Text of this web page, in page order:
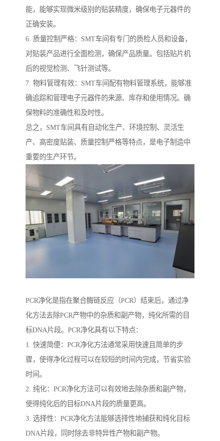
能，能够实现微米级别的贴装精度，确保电子元器件的
正确安装。
6. 质量控制严格：SMT车间有专门的质检人员和设备，
对贴装产品进行全面检测，确保产品质量。包括贴片机
后的视觉检测、飞针测试等。
7. 物料管理有效：SMT车间配有物料管理系统，能够准
确追踪和管理电子元器件的来源、库存和使用情况。确
保物料的准确性和及时性。
总之，SMT车间具有自动化生产、环境控制、灵活生
产、高密度贴装、质量控制严格等特点，是电子制造中
重要的生产环节。
PCR净化是指在聚合酶链反应（PCR）结束后，通过净
化方法去除PCR产物中的杂质和副产物，纯化所需的目
标DNA片段。PCR净化具有以下特点：
1. 快速简便：PCR净化方法通常采用快速且简单的步
骤，使得净化过程可以在较短的时间内完成，节省实验
时间。
2. 纯化：PCR净化方法可以有效地去除杂质和副产物，
使得纯化后的目标DNA片段的质量更高。
3. 选择性：PCR净化方法能够选择性地捕获和纯化目标
DNA片段，同时除去非特异性产物和副产物。